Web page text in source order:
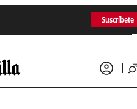
Suscríbete